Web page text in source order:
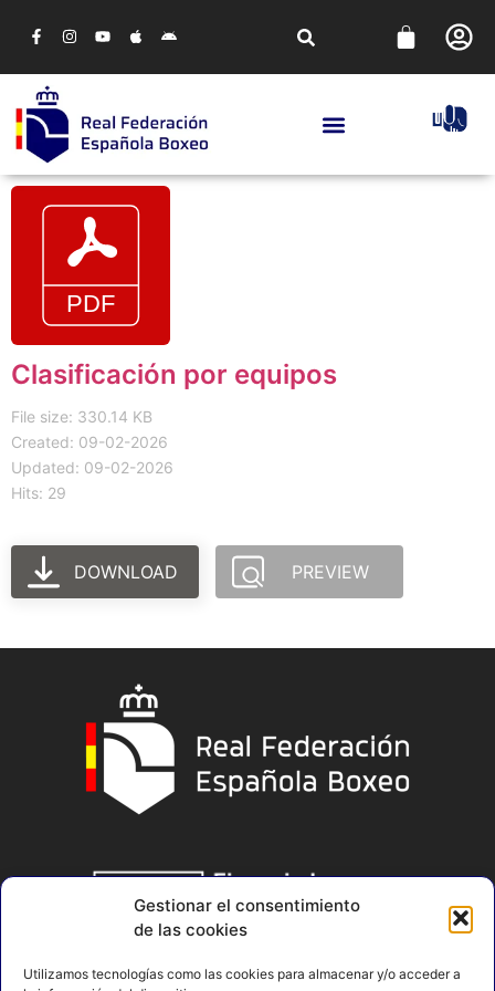
Gestionar el consentimiento
de las cookies
Utilizamos tecnologías como las cookies para almacenar y/o acceder a
Clasificación por equipos
File size: 330.14 KB
Created: 09-02-2026
Updated: 09-02-2026
Hits: 29
DOWNLOAD PREVIEW